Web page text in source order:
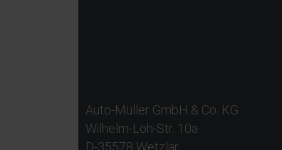
Auto-Müller GmbH & Co. KG
Wilhelm-Loh-Str. 10a
D-35578 Wetzlar